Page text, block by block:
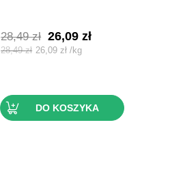
28,49zł Pierwotna
cena
26,09złAktualna
28,49zł 26,09 zł /kg
DO KOSZYKA